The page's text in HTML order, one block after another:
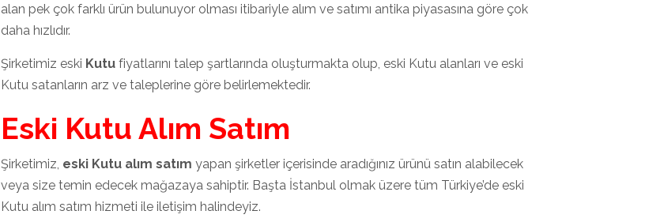
alan pek çok farklı ürün bulunuyor olması itibariyle alım ve satımı antika piyasasına göre çok
daha hızlıdır.
Şirketimiz eski Kutu fiyatlarını talep şartlarında oluşturmakta olup, eski Kutu alanları ve eski
Kutu satanların arz ve taleplerine göre belirlemektedir.
Eski Kutu Alım Satım
Şirketimiz, eski Kutu alım satım yapan şirketler içerisinde aradığınız ürünü satın alabilecek
veya size temin edecek mağazaya sahiptir. Başta İstanbul olmak üzere tüm Türkiye’de eski
Kutu alım satım hizmeti ile iletişim halindeyiz.